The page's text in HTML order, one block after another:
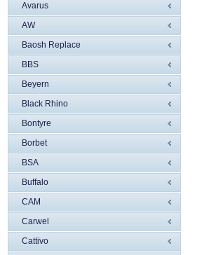
Avarus
AW
Baosh Replace
BBS
Beyern
Black Rhino
Bontyre
Borbet
BSA
Buffalo
CAM
Carwel
Cattivo